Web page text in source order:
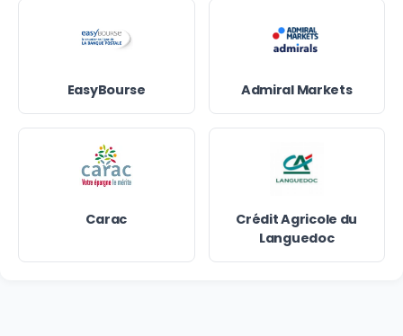
EasyBourse Admiral Markets
Carac
Crédit Agricole du
Languedoc